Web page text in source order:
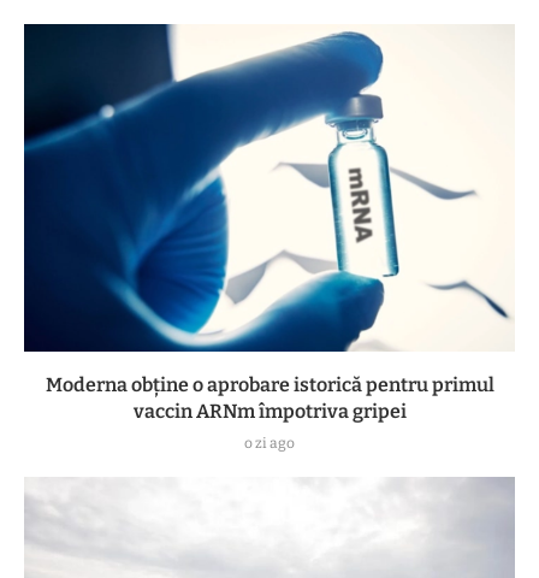
Moderna obține o aprobare istorică pentru primul
vaccin ARNm împotriva gripei
o zi ago